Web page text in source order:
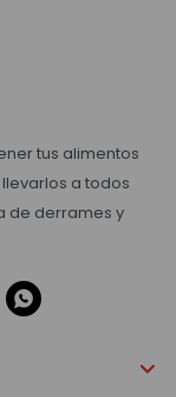
tus alimentos
a todos
de derrames y
